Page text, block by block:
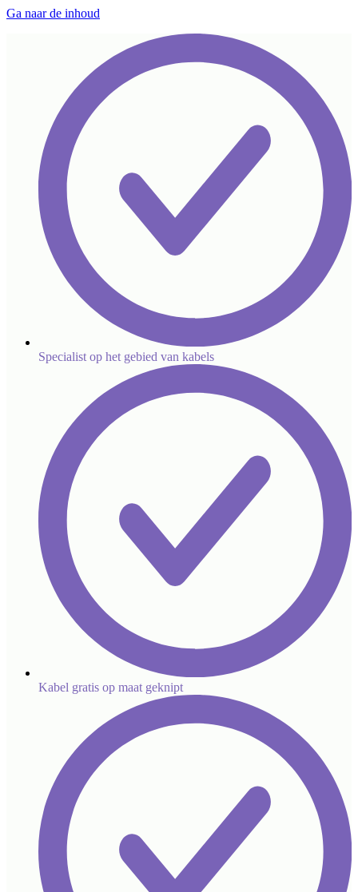
Ga naar de inhoud
Specialist op het gebied van kabels
Kabel gratis op maat geknipt